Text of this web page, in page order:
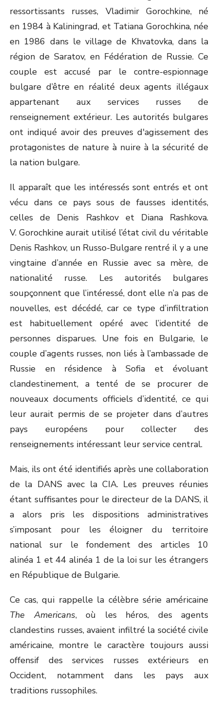
ressortissants russes, Vladimir Gorochkine, né
en 1984 à Kaliningrad, et Tatiana Gorochkina, née
en 1986 dans le village de Khvatovka, dans la
région de Saratov, en Fédération de Russie. Ce
couple est accusé par le contre-espionnage
bulgare d’être en réalité deux agents illégaux
appartenant aux services russes de
renseignement extérieur. Les autorités bulgares
ont indiqué avoir des preuves d'agissement des
protagonistes de nature à nuire à la sécurité de
la nation bulgare.
Il apparaît que les intéressés sont entrés et ont
vécu dans ce pays sous de fausses identités,
celles de Denis Rashkov et Diana Rashkova.
V. Gorochkine aurait utilisé l’état civil du véritable
Denis Rashkov, un Russo-Bulgare rentré il y a une
vingtaine d’année en Russie avec sa mère, de
nationalité russe. Les autorités bulgares
soupçonnent que l’intéressé, dont elle n’a pas de
nouvelles, est décédé, car ce type d’infiltration
est habituellement opéré avec l’identité de
personnes disparues. Une fois en Bulgarie, le
couple d’agents russes, non liés à l’ambassade de
Russie en résidence à Sofia et évoluant
clandestinement, a tenté de se procurer de
nouveaux documents officiels d’identité, ce qui
leur aurait permis de se projeter dans d’autres
pays européens pour collecter des
renseignements intéressant leur service central.
Mais, ils ont été identifiés après une collaboration
de la DANS avec la CIA. Les preuves réunies
étant suffisantes pour le directeur de la DANS, il
a alors pris les dispositions administratives
s’imposant pour les éloigner du territoire
national sur le fondement des articles 10
alinéa 1 et 44 alinéa 1 de la loi sur les étrangers
en République de Bulgarie.
Ce cas, qui rappelle la célèbre série américaine
The Americans, où les héros, des agents
clandestins russes, avaient infiltré la société civile
américaine, montre le caractère toujours aussi
offensif des services russes extérieurs en
Occident, notamment dans les pays aux
traditions russophiles.